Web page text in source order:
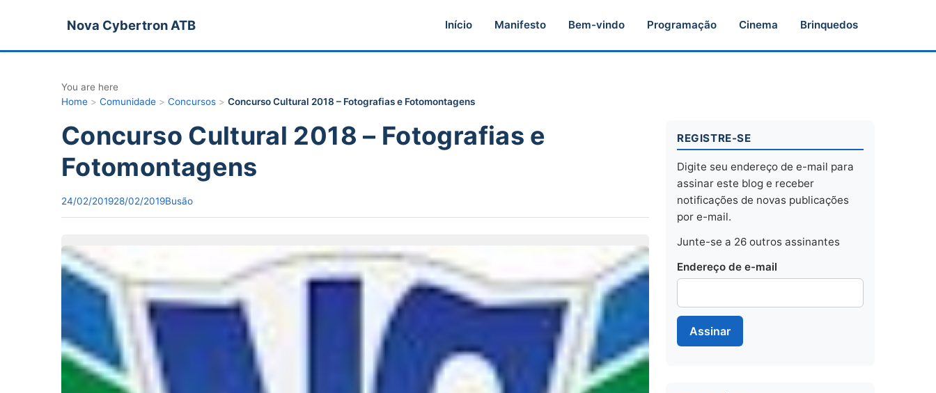
Nova Cybertron ATB Início Manifesto Bem-vindo Programação Cinema Brinquedos
You are here
Home > Comunidade > Concursos > Concurso Cultural 2018 – Fotografias e Fotomontagens
Concurso Cultural 2018 – Fotografias e
Fotomontagens
24/02/201928/02/2019Busão
REGISTRE-SE
Digite seu endereço de e-mail para
assinar este blog e receber
notificações de novas publicações
por e-mail.
Junte-se a 26 outros assinantes
Endereço de e-mail
Assinar